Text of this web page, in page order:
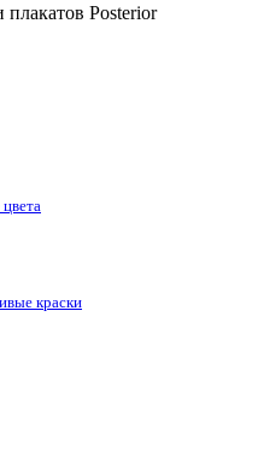
Posterior
краски